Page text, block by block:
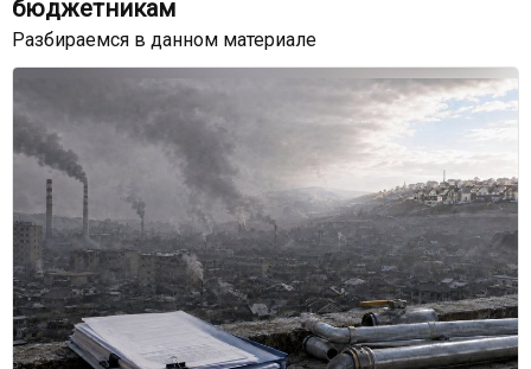
бюджетникам
Разбираемся в данном материале